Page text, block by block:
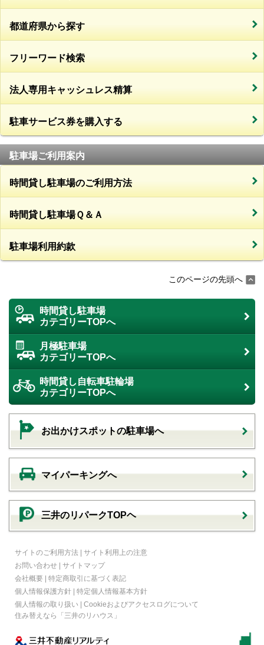
都道府県から探す
フリーワード検索
法人専用キャッシュレス精算
駐車サービス券を購入する
駐車場ご利用案内
時間貸し駐車場のご利用方法
時間貸し駐車場Ｑ＆Ａ
駐車場利用約款
このページの先頭へ
時間貸し駐車場
カテゴリーTOPへ
月極駐車場
カテゴリーTOPへ
時間貸し自転車駐輪場
カテゴリーTOPへ
お出かけスポットの駐車場へ
マイパーキングへ
三井のリパークTOPヘ
サイトのご利用方法 | サイト利用上の注意
お問い合わせ | サイトマップ
会社概要 | 特定商取引に基づく表記
個人情報保護方針 | 特定個人情報基本方針
個人情報の取り扱い | Cookieおよびアクセスログについて
住み替えなら
「三井のリハウス」